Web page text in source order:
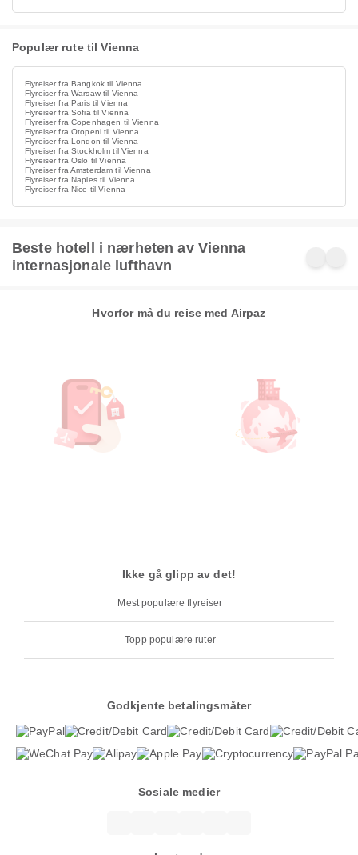
Populær rute til Vienna
Flyreiser fra Bangkok til Vienna
Flyreiser fra Warsaw til Vienna
Flyreiser fra Paris til Vienna
Flyreiser fra Sofia til Vienna
Flyreiser fra Copenhagen til Vienna
Flyreiser fra Otopeni til Vienna
Flyreiser fra London til Vienna
Flyreiser fra Stockholm til Vienna
Flyreiser fra Oslo til Vienna
Flyreiser fra Amsterdam til Vienna
Flyreiser fra Naples til Vienna
Flyreiser fra Nice til Vienna
Beste hotell i nærheten av Vienna
internasjonale lufthavn
Hvorfor må du reise med Airpaz
Ikke gå glipp av det!
Mest populære flyreiser
Topp populære ruter
Godkjente betalingsmåter
Sosiale medier